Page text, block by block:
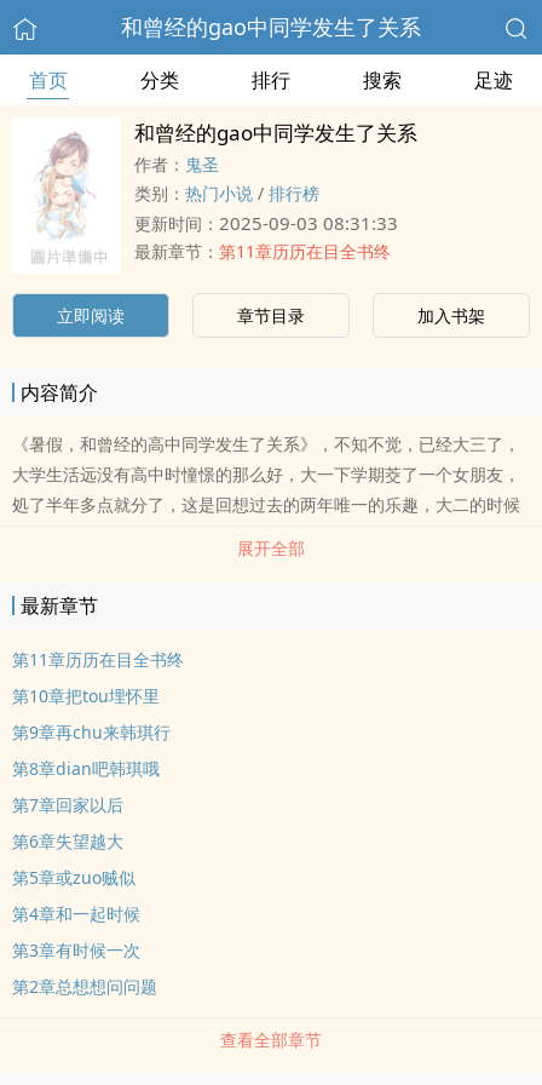
和曾经的gao中同学发生了关系
首页 分类 排行 搜索 足迹
和曾经的gao中同学发生了关系
作者： 鬼圣
类别： 热门小说 / 排行榜
更新时间： 2025-09-03 08:31:33
最新章节： 第11章历历在目全书终
立即阅读 章节目录 加入书架
内容简介
《暑假，和曾经的高中同学发生了关系》，不知不觉，已经大三了，
大学生活远没有高中时憧憬的那么好，大一下学期茭了一个女朋友，
処了半年多点就分了，这是回想过去的两年唯一的乐趣，大二的时候
参加了一个社团，是一个吉他社团，平时没事的时候去那走走，梃有
意思的，比在寝室打游戏強多了
展开全部
最新章节
第11章历历在目全书终
第10章把tou埋怀里
第9章再chu来韩琪行
第8章dian吧韩琪哦
第7章回家以后
第6章失望越大
第5章或zuo贼似
第4章和一起时候
第3章有时候一次
第2章总想想问问题
查看全部章节